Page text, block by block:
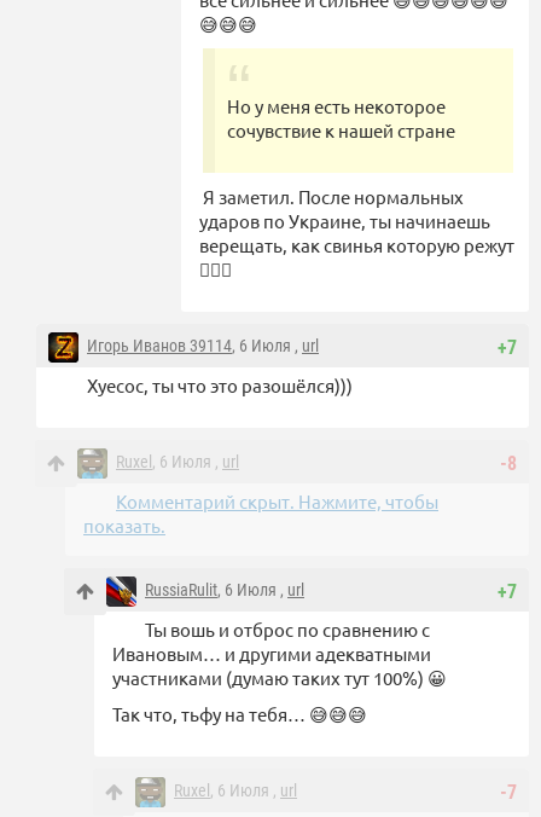
😅😅😅
Но у меня есть некоторое
сочувствие к нашей стране
Я заметил. После нормальных
ударов по Украине, ты начинаешь
верещать, как свинья которую режут
🤷🏼‍♂️
+7
Игорь Иванов 39114, 6 Июля , url
Хуесос, ты что это разошёлся)))
-8
Ruxel , 6 Июля , url
Комментарий скрыт. Нажмите, чтобы
показать.
+7
RussiaRulit, 6 Июля , url
Ты вошь и отброс по сравнению с
Ивановым… и другими адекватными
участниками (думаю таких тут 100%) 😀
Так что, тьфу на тебя… 😅😅😅
-7
Ruxel , 6 Июля , url